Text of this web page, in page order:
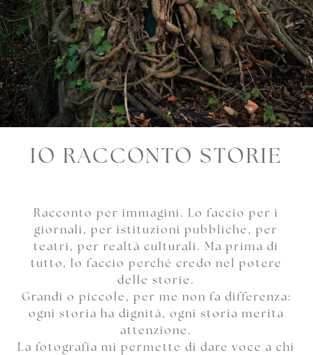
IO RACCONTO STORIE
Racconto per immagini. Lo faccio per i
giornali, per istituzioni pubbliche, per
teatri, per realtà culturali. Ma prima di
tutto, lo faccio perché credo nel potere
delle storie.
Grandi o piccole, per me non fa differenza:
ogni storia ha dignità, ogni storia merita
attenzione.
La fotografia mi permette di dare voce a chi